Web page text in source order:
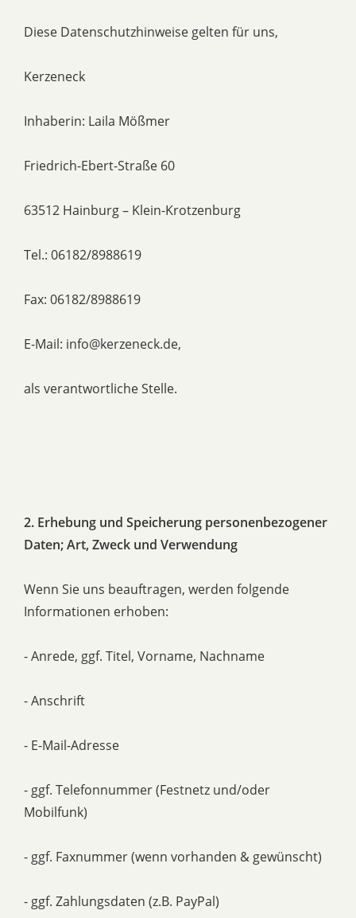
Diese Datenschutzhinweise gelten für uns,
Kerzeneck
Inhaberin: Laila Mößmer
Friedrich-Ebert-Straße 60
63512 Hainburg – Klein-Krotzenburg
Tel.: 06182/8988619
Fax: 06182/8988619
E-Mail: info@kerzeneck.de,
als verantwortliche Stelle.
2. Erhebung und Speicherung personenbezogener
Daten; Art, Zweck und Verwendung
Wenn Sie uns beauftragen, werden folgende
Informationen erhoben:
- Anrede, ggf. Titel, Vorname, Nachname
- Anschrift
- E-Mail-Adresse
- ggf. Telefonnummer (Festnetz und/oder
Mobilfunk)
- ggf. Faxnummer (wenn vorhanden & gewünscht)
- ggf. Zahlungsdaten (z.B. PayPal)